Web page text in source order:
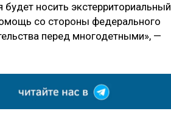
носить экстерриториальный
со стороны федерального
перед многодетными», —